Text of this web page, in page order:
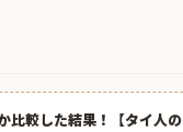
比較した結果！【タイ人の